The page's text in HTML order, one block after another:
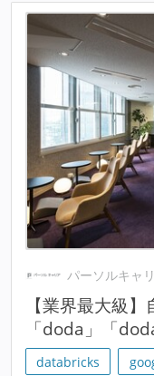
パーソルキャ
【業界最大級
「doda」「
databricks